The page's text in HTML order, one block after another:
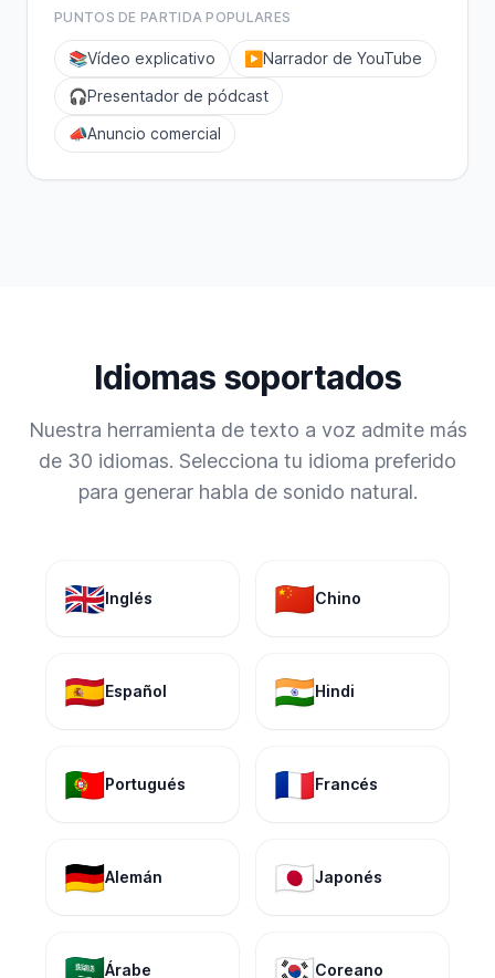
PUNTOS DE PARTIDA POPULARES
📚Vídeo explicativo ▶️ Narrador de YouTube
🎧Presentador de pódcast
📣Anuncio comercial
Idiomas soportados
Nuestra herramienta de texto a voz admite más
de 30 idiomas. Selecciona tu idioma preferido
para generar habla de sonido natural.
🇬🇧Inglés 🇨🇳Chino
🇪🇸Español 🇮🇳Hindi
🇵🇹Portugués 🇫🇷Francés
🇩🇪Alemán 🇯🇵Japonés
Árabe Coreano